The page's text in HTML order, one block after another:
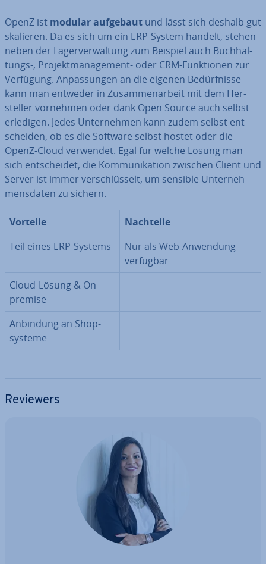
OpenZ ist modular aufgebaut und lässt sich deshalb gut
skalieren. Da es sich um ein ERP-System handelt, stehen
neben der La­ger­ver­wal­tung zum Beispiel auch Buch­hal­
tungs-, Pro­jekt­ma­nage­ment- oder CRM-Funk­tio­nen zur
Verfügung. An­pas­sun­gen an die eigenen Be­dürf­nis­se
kann man entweder in Zu­sam­men­ar­beit mit dem Her­
stel­ler vornehmen oder dank Open Source auch selbst
erledigen. Jedes Un­ter­neh­men kann zudem selbst ent­
schei­den, ob es die Software selbst hostet oder die
OpenZ-Cloud verwendet. Egal für welche Lösung man
sich ent­schei­det, die Kom­mu­ni­ka­ti­on zwischen Client und
Server ist immer ver­schlüs­selt, um sensible Un­ter­neh­
mens­da­ten zu sichern.
Vorteile
Nachteile
Teil eines ERP-Systems
Nur als Web-Anwendung
verfügbar
Cloud-Lösung & On-
premise
Anbindung an Shop­
sys­te­me
Reviewers